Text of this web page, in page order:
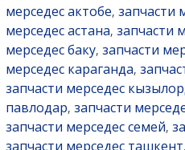
мерседес актобе, запчасти
мерседес астана, запчасти
мерседес баку, запчасти
мерседес караганда,
запчасти мерседес
павлодар, запчасти
запчасти мерседес семей,
запчасти мерседес ташкент,